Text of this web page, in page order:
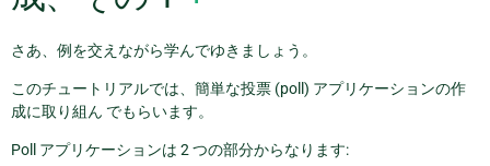
さあ、例を交えながら学んでゆきましょう。
このチュートリアルでは、簡単な投票 (poll) アプリケーションの作
成に取り組ん でもらいます。
Poll アプリケーションは 2 つの部分からなります: